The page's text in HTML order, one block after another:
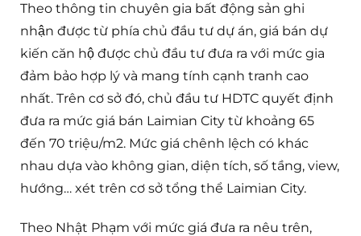
Theo thông tin chuyên gia bất động sản ghi
nhận được từ phía chủ đầu tư dự án, giá bán dự
kiến căn hộ được chủ đầu tư đưa ra với mức gia
đảm bảo hợp lý và mang tính cạnh tranh cao
nhất. Trên cơ sở đó, chủ đầu tư HDTC quyết định
đưa ra mức giá bán Laimian City từ khoảng 65
đến 70 triệu/m2. Mức giá chênh lệch có khác
nhau dựa vào không gian, diện tích, số tầng, view,
hướng… xét trên cơ sở tổng thể Laimian City.
Theo Nhật Phạm với mức giá đưa ra nêu trên,